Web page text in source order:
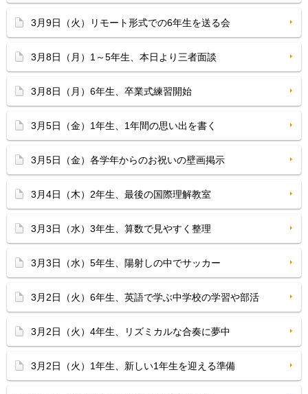
3月9日（火）リモート形式での6年生を送る会
3月8日（月）1～5年生、本日より三者面談
3月8日（月）6年生、卒業式練習開始
3月5日（金）1年生、1年間の思い出を書く
3月5日（金）各学年からのお祝いの壁画掲示
3月4日（木）2年生、最後の国際理解教室
3月3日（水）3年生、算数で見やすく整理
3月3日（水）5年生、陽射しの中でサッカー
3月2日（火）6年生、英語で学ぶ中学校の学習や部活
3月2日（火）4年生、リズミカルな合奏に夢中
3月2日（火）1年生、新しい1年生を迎える準備